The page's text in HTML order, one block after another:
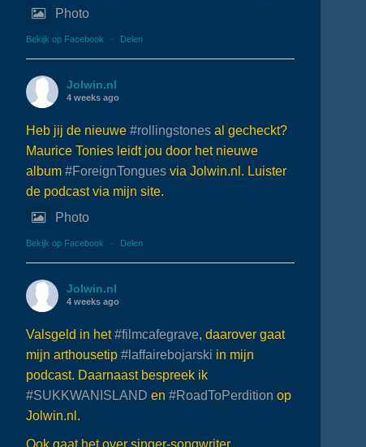
Photo
Bekijk op Facebook · Delen
Jolwin.nl
4 weeks ago
Heb jij de nieuwe #rollingstones al gecheckt?
Maurice Tonies leidt jou door het nieuwe
album #ForeignTongues via Jolwin.nl. Luister
de podcast via mijn site.
Photo
Bekijk op Facebook · Delen
Jolwin.nl
4 weeks ago
Valsgeld in het#filmcafegrave, daarover gaat
mijn arthousetip #laffairebojarski in mijn
podcast. Daarnaast bespreek ik
#SUKKWANISLAND en #RoadToPerdition op
Jolwin.nl.
Ook gaat het over singer-songwriter